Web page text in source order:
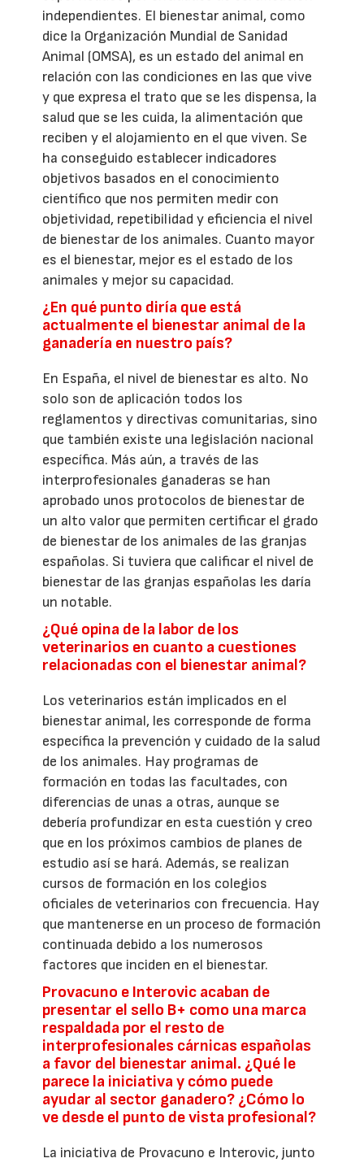
independientes. El bienestar animal, como
dice la Organización Mundial de Sanidad
Animal (OMSA), es un estado del animal en
relación con las condiciones en las que vive
y que expresa el trato que se les dispensa, la
salud que se les cuida, la alimentación que
reciben y el alojamiento en el que viven. Se
ha conseguido establecer indicadores
objetivos basados en el conocimiento
científico que nos permiten medir con
objetividad, repetibilidad y eficiencia el nivel
de bienestar de los animales. Cuanto mayor
es el bienestar, mejor es el estado de los
animales y mejor su capacidad.
¿En qué punto diría que está
actualmente el bienestar animal de la
ganadería en nuestro país?
En España, el nivel de bienestar es alto. No
solo son de aplicación todos los
reglamentos y directivas comunitarias, sino
que también existe una legislación nacional
específica. Más aún, a través de las
interprofesionales ganaderas se han
aprobado unos protocolos de bienestar de
un alto valor que permiten certificar el grado
de bienestar de los animales de las granjas
españolas. Si tuviera que calificar el nivel de
bienestar de las granjas españolas les daría
un notable.
¿Qué opina de la labor de los
veterinarios en cuanto a cuestiones
relacionadas con el bienestar animal?
Los veterinarios están implicados en el
bienestar animal, les corresponde de forma
específica la prevención y cuidado de la salud
de los animales. Hay programas de
formación en todas las facultades, con
diferencias de unas a otras, aunque se
debería profundizar en esta cuestión y creo
que en los próximos cambios de planes de
estudio así se hará. Además, se realizan
cursos de formación en los colegios
oficiales de veterinarios con frecuencia. Hay
que mantenerse en un proceso de formación
continuada debido a los numerosos
factores que inciden en el bienestar.
Provacuno e Interovic acaban de
presentar el sello B+ como una marca
respaldada por el resto de
interprofesionales cárnicas españolas
a favor del bienestar animal. ¿Qué le
parece la iniciativa y cómo puede
ayudar al sector ganadero? ¿Cómo lo
ve desde el punto de vista profesional?
La iniciativa de Provacuno e Interovic, junto